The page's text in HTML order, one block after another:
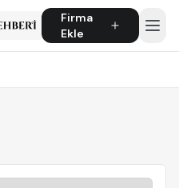
Firma
Ekle